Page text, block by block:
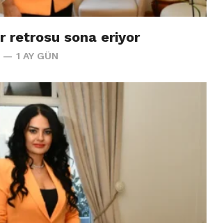
retrosu sona eriyor
1 AY GÜN